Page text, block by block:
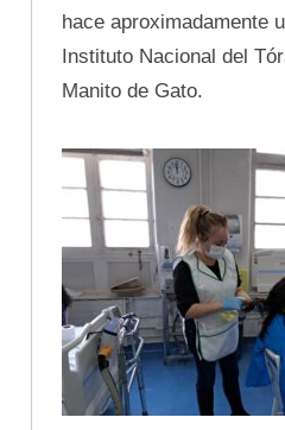
hace aproximadamente
Instituto Nacional del
Manito de Gato.